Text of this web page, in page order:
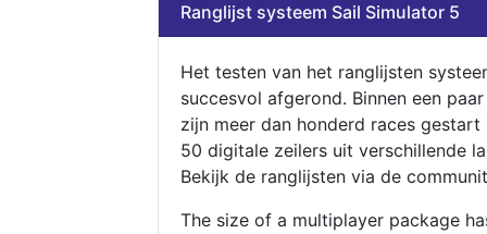
Ranglijst systeem Sail Simulator 5
Het testen van het ranglijsten
succesvol afgerond. Binnen een
zijn meer dan honderd races gestart
50 digitale zeilers uit verschillende
Bekijk de ranglijsten via de
The size of a multiplayer package